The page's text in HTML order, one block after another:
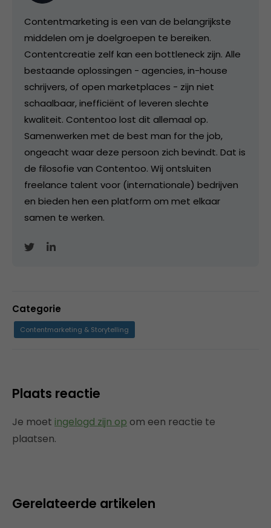
Contentmarketing is een van de belangrijkste
middelen om je doelgroepen te bereiken.
Contentcreatie zelf kan een bottleneck zijn. Alle
bestaande oplossingen - agencies, in-house
schrijvers, of open marketplaces - zijn niet
schaalbaar, inefficiënt of leveren slechte
kwaliteit. Contentoo lost dit allemaal op.
Samenwerken met de best man for the job,
ongeacht waar deze persoon zich bevindt. Dat is
de filosofie van Contentoo. Wij ontsluiten
freelance talent voor (internationale) bedrijven
en bieden hen een platform om met elkaar
samen te werken.
Categorie
Contentmarketing & Storytelling
Plaats reactie
Je moet ingelogd zijn op om een reactie te
plaatsen.
Gerelateerde artikelen